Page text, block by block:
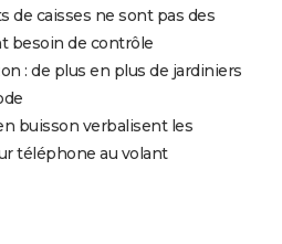
de caisses ne sont pas des
besoin de contrôle
: de plus en plus de jardiniers
buisson verbalisent les
téléphone au volant